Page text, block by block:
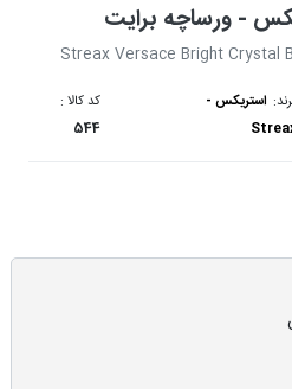
- ورساچه برایت
Streax Versace Bright Crystal
استریکس -
کد کالا :
544